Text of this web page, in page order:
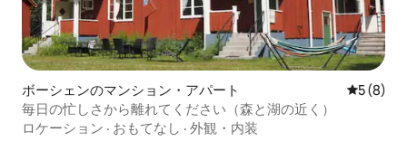
ボーシェンのマンション・アパート レビュー
5 (8)
毎日の忙しさから離れてください（森と湖の近く）
ロケーション · おもてなし · 外観・内装